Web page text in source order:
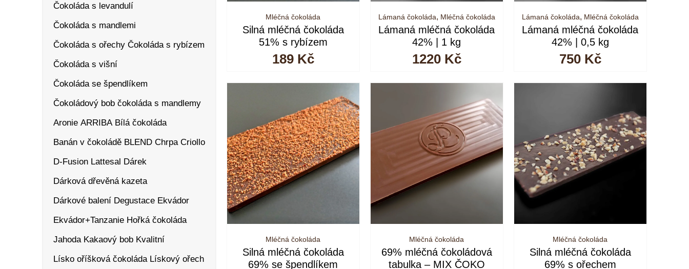
Čokoláda s levandulí
Čokoláda s mandlemi
Čokoláda s ořechy Čokoláda s rybízem
Čokoláda s višní
Čokoláda se špendlíkem
Čokoládový bob čokoláda s mandlemy
Aronie ARRIBA Bílá čokoláda
Banán v čokoládě BLEND Chrpa Criollo
D-Fusion Lattesal Dárek
Dárková dřevěná kazeta
Dárkové balení Degustace Ekvádor
Ekvádor+Tanzanie Hořká čokoláda
Jahoda Kakaový bob Kvalitní
Lísko oříšková čokoláda Lískový ořech
Mléčná čokoláda
Silná mléčná čokoláda
51% s rybízem
189 Kč
Lámaná čokoláda, Mléčná čokoláda
Lámaná mléčná čokoláda
42% | 1 kg
1220 Kč
Lámaná čokoláda, Mléčná čokoláda
Lámaná mléčná čokoláda
42% | 0,5 kg
750 Kč
Mléčná čokoláda
Silná mléčná čokoláda
69% se špendlíkem
Mléčná čokoláda
69% mléčná čokoládová
tabulka – MIX ČOKO
Mléčná čokoláda
Silná mléčná čokoláda
69% s ořechem